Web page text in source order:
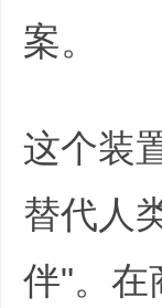
案。
这个装
替代人
伴"。在